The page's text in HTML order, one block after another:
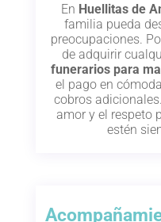
En Huellitas de
familia pueda
preocupaciones.
de adquirir
funerarios para
el pago en
cobros
amor y el respeto
estén